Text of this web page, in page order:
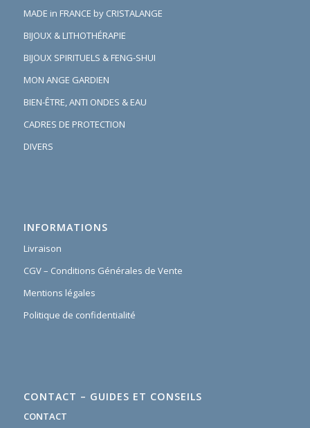
MADE in FRANCE by CRISTALANGE
BIJOUX & LITHOTHÉRAPIE
BIJOUX SPIRITUELS & FENG-SHUI
MON ANGE GARDIEN
BIEN-ÊTRE, ANTI ONDES & EAU
CADRES DE PROTECTION
DIVERS
INFORMATIONS
Livraison
CGV – Conditions Générales de Vente
Mentions légales
Politique de confidentialité
CONTACT – GUIDES ET CONSEILS
CONTACT